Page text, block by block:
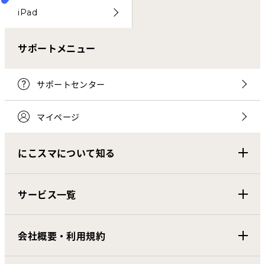
iPad
サポートメニュー
サポートセンター
マイページ
にこスマについて知る
サービス一覧
会社概要・利用規約